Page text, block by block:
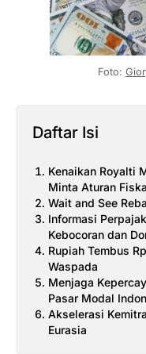
Foto:
Daftar Isi
Kenaikan Royalti
Minta Aturan
Wait and See
Informasi
Kebocoran dan
Rupiah Tembus
Waspada
Menjaga
Pasar Modal
Akselerasi
Eurasia